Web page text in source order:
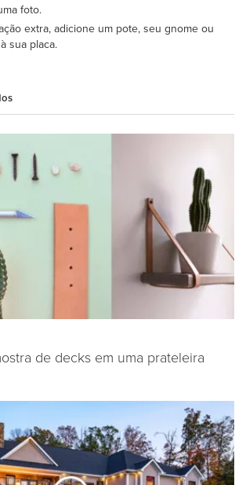
foto.
extra, adicione um pote, seu gnome ou
sua placa.
de decks em uma prateleira